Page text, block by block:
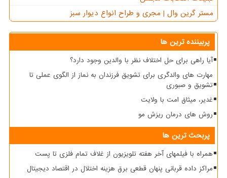
مستر گرین وال | مجری و طراح انواع دیوار سبز
پربیننده ترین ها
آیا راهی برای حل اختلاف نظر با والدین وجود دارد؟
مهارت های والدگری برای تشویق فرزندان به نماز از الگوی عملی تا
تشویق و صبوری
غدیر، میثاق امت با ولایت
روش های درمان ریزش مو
پربحث ترین ها
همراه با فیلمهای آخر هفته تلویزیون از غلاف تمام فلزی تا پست
مراکز داده قربانی پنهان قطعی برق هزینه اختلال در اقتصاد دیجیتال